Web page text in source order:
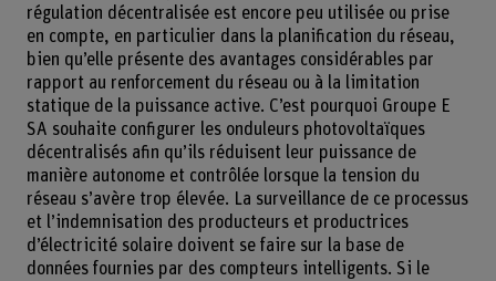
régulation décentralisée est encore peu utilisée ou prise
en compte, en particulier dans la planification du réseau,
bien qu’elle présente des avantages considérables par
rapport au renforcement du réseau ou à la limitation
statique de la puissance active. C’est pourquoi Groupe E
SA souhaite configurer les onduleurs photovoltaïques
décentralisés afin qu’ils réduisent leur puissance de
manière autonome et contrôlée lorsque la tension du
réseau s’avère trop élevée. La surveillance de ce processus
et l’indemnisation des producteurs et productrices
d’électricité solaire doivent se faire sur la base de
données fournies par des compteurs intelligents. Si le